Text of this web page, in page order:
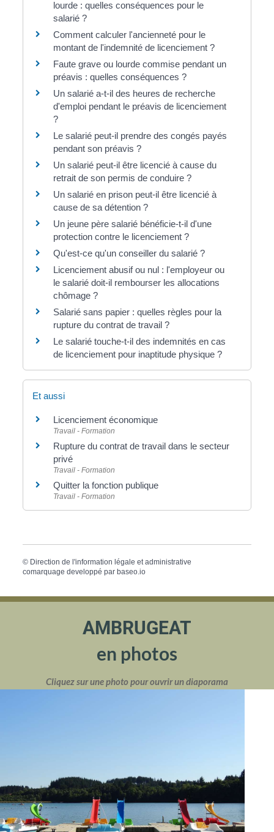
lourde : quelles conséquences pour le
salarié ?
Comment calculer l'ancienneté pour le
montant de l'indemnité de licenciement ?
Faute grave ou lourde commise pendant un
préavis : quelles conséquences ?
Un salarié a-t-il des heures de recherche
d'emploi pendant le préavis de licenciement
?
Le salarié peut-il prendre des congés payés
pendant son préavis ?
Un salarié peut-il être licencié à cause du
retrait de son permis de conduire ?
Un salarié en prison peut-il être licencié à
cause de sa détention ?
Un jeune père salarié bénéficie-t-il d'une
protection contre le licenciement ?
Qu'est-ce qu'un conseiller du salarié ?
Licenciement abusif ou nul : l'employeur ou
le salarié doit-il rembourser les allocations
chômage ?
Salarié sans papier : quelles règles pour la
rupture du contrat de travail ?
Le salarié touche-t-il des indemnités en cas
de licenciement pour inaptitude physique ?
Et aussi
Licenciement économique
Travail - Formation
Rupture du contrat de travail dans le secteur
privé
Travail - Formation
Quitter la fonction publique
Travail - Formation
© Direction de l'information légale et administrative
comarquage developpé parbaseo.io
AMBRUGEAT
en photos
Cliquez sur une photo pour ouvrir un diaporama